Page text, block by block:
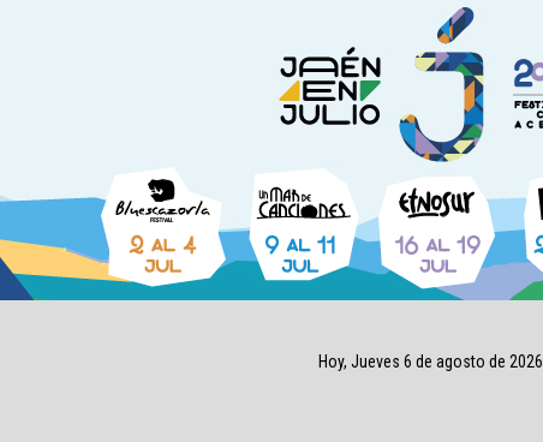
Hoy, Jueves 6 de agosto de 2026